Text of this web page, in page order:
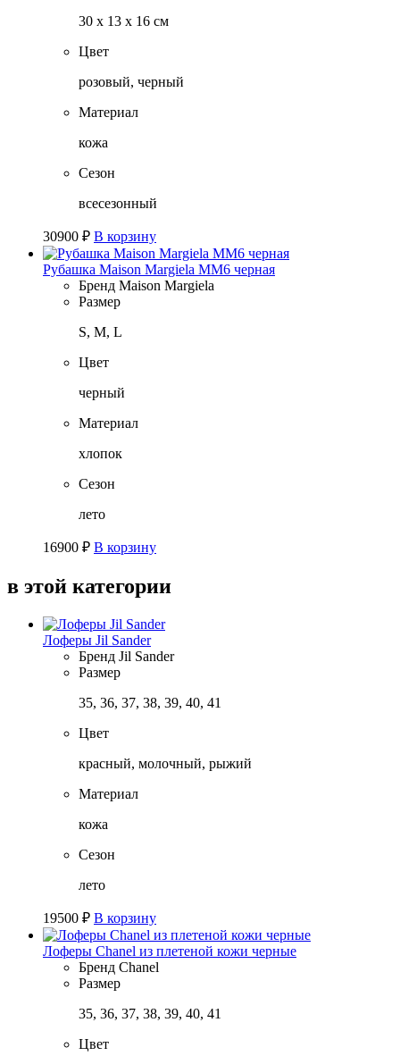
30 х 13 х 16 см
Цвет
розовый, черный
Материал
кожа
Сезон
всесезонный
30900 ₽ В корзину
Рубашка Maison Margiela MM6 черная
Бренд Maison Margiela
Размер
S, M, L
Цвет
черный
Материал
хлопок
Сезон
лето
16900 ₽ В корзину
в этой категории
Лоферы Jil Sander
Бренд Jil Sander
Размер
35, 36, 37, 38, 39, 40, 41
Цвет
красный, молочный, рыжий
Материал
кожа
Сезон
лето
19500 ₽ В корзину
Лоферы Chanel из плетеной кожи черные
Бренд Chanel
Размер
35, 36, 37, 38, 39, 40, 41
Цвет